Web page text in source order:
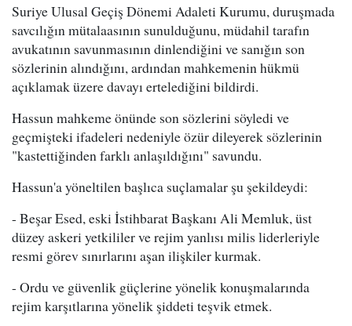
Suriye Ulusal Geçiş Dönemi Adaleti Kurumu, duruşmada
savcılığın mütalaasının sunulduğunu, müdahil tarafın
avukatının savunmasının dinlendiğini ve sanığın son
sözlerinin alındığını, ardından mahkemenin hükmü
açıklamak üzere davayı ertelediğini bildirdi.
Hassun mahkeme önünde son sözlerini söyledi ve
geçmişteki ifadeleri nedeniyle özür dileyerek sözlerinin
"kastettiğinden farklı anlaşıldığını" savundu.
Hassun'a yöneltilen başlıca suçlamalar şu şekildeydi:
- Beşar Esed, eski İstihbarat Başkanı Ali Memluk, üst
düzey askeri yetkililer ve rejim yanlısı milis liderleriyle
resmi görev sınırlarını aşan ilişkiler kurmak.
- Ordu ve güvenlik güçlerine yönelik konuşmalarında
rejim karşıtlarına yönelik şiddeti teşvik etmek.